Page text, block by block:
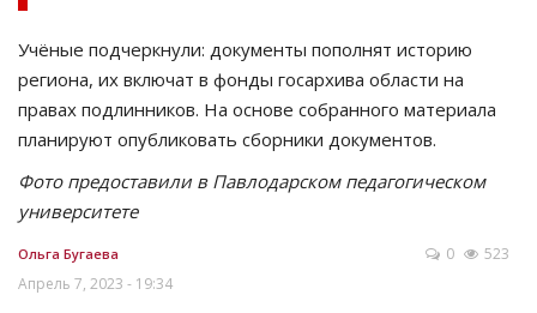
Учёные подчеркнули: документы пополнят историю
региона, их включат в фонды госархива области на
правах подлинников. На основе собранного материала
планируют опубликовать сборники документов.
Фото предоставили в Павлодарском педагогическом
университете
Ольга Бугаева
Апрель 7, 2023 - 19:34
0 523